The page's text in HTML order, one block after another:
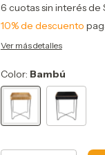
6 cuotas sin interés de
10% de descuento
Ver más detalles
Color: Bambú